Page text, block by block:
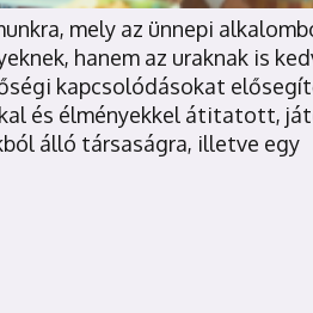
mely az ünnepi
hanem az uraknak is
kapcsolódásokat
és élményekkel átitatott,
álló társaságra, illetve egy